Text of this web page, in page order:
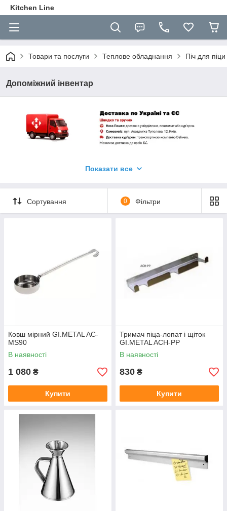
Kitchen Line
Товари та послуги Теплове обладнання Піч для піци
Допоміжний інвентар
Показати все
Сортування 0 Фільтри
Ковш мірний GI.METAL AC-
MS90
В наявності
1 080 ₴
Купити
Тримач піца-лопат і щіток
GI.METAL ACH-PP
В наявності
830 ₴
Купити